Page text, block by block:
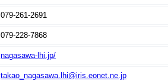
079-261-2691
079-228-7868
nagasawa-lhi.jp/
takao_nagasawa.lhi@iris.eonet.ne.jp